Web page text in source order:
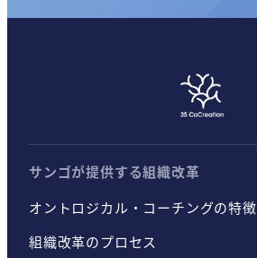
サンゴが提供する組織改革
オントロジカル・コーチングの特徴
組織改革のプロセス